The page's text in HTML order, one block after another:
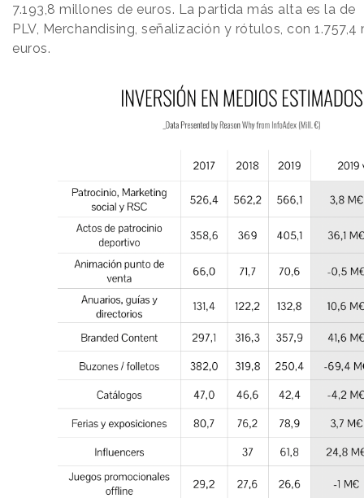
7.193,8 millones de euros. La partida más alta es la de
PLV, Merchandising, señalización y rótulos, con
euros.